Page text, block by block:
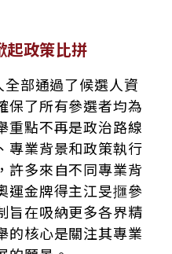
起政策比拼
部通過了候選人資
保了所有參選者均為
重點不再是政治路線
專業背景和政策執行
許多來自不同專業背
運金牌得主江旻擓參
旨在吸納更多各界精
的核心是關注其專業